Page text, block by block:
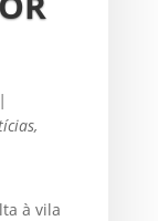
,
à vila